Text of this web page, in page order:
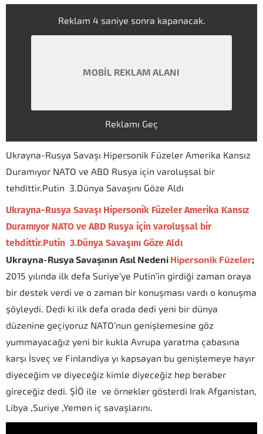
Reklam 4 saniye sonra kapanacak.
MOBİL REKLAM ALANI
Reklamı Geç
Ukrayna-Rusya Savaşı Hipersonik Füzeler Amerika Kansız
Duramıyor NATO ve ABD Rusya için varoluşsal bir
tehdittir.Putin 3.Dünya Savaşını Göze Aldı
Ukrayna-Rusya Savaşı Hipersonik Füzeler Amerika Kansız
Duramıyor NATO ve ABD Rusya için varoluşsal bir
tehdittir.Putin 3.Dünya Savaşını Göze Aldı
Ukrayna-Rusya Savaşının Asıl Nedeni Hipersonik Füzeler;
2015 yılında ilk defa Suriye’ye Putin’in girdiği zaman oraya
bir destek verdi ve o zaman bir konuşması vardı o konuşma
şöyleydi. Dedi ki ilk defa orada dedi yeni bir dünya
düzenine geçiyoruz NATO’nun genişlemesine göz
yummayacağız yeni bir kukla Avrupa yaratma çabasına
karşı İsveç ve Finlandiya yı kapsayan bu genişlemeye hayır
diyeceğim ve diyeceğiz kimle diyeceğiz hep beraber
gireceğiz dedi. ŞİÖ ile ve örnekler gösterdi Irak Afganistan,
Libya ,Suriye ,Yemen iç savaşlarını.